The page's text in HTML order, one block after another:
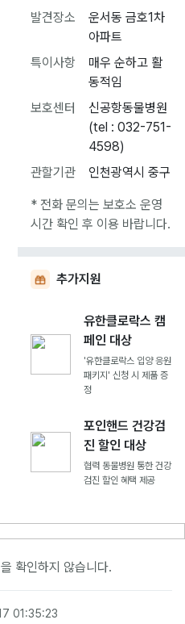
발견장소
운서동 금호1차
아파트
특이사항
매우 순하고 활
동적임
보호센터
신공항동물병원
(tel : 032-751-
4598)
관할기관
인천광역시 중구
* 전화 문의는 보호소 운영
시간 확인 후 이용 바랍니다.
추가지원
유한클로락스 캠
페인 대상
'유한클로락스 입양 응원
패키지' 신청 시 제품 증
정
포인핸드 건강검
진 할인 대상
협력 동물병원 통한 건강
검진 할인 혜택 제공
확인하지 않습니다.
01:35:23